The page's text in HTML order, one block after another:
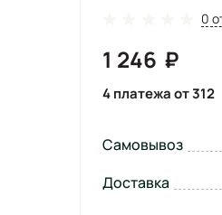
0
1 246
4 платежа от 312
Самовывоз
Доставка